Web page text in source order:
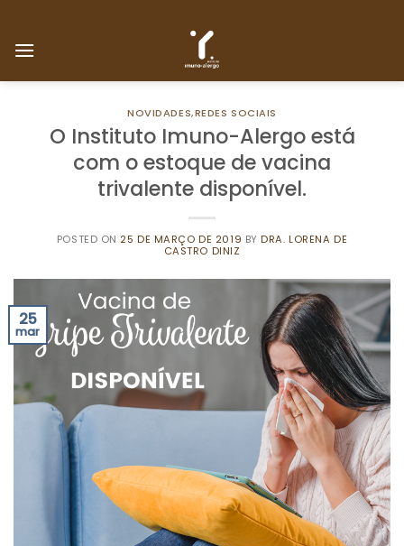
content
NOVIDADES,REDES SOCIAIS
O Instituto Imuno-Alergo está
com o estoque de vacina
trivalente disponível.
POSTED ON 25 DE MARÇO DE 2019 BYDRA. LORENA DE
CASTRO DINIZ
25
mar